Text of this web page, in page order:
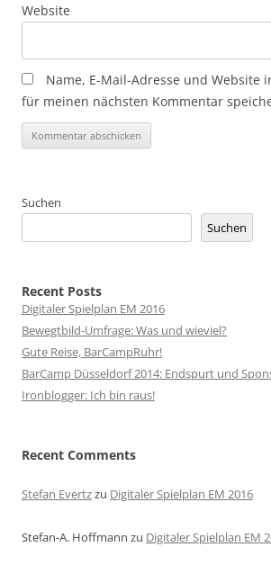
Website
Name, E-Mail-Adresse und Website
für meinen nächsten Kommentar
Suchen
Suchen
Recent Posts
Digitaler Spielplan EM 2016
Bewegtbild-Umfrage: Was und wieviel?
Gute Reise, BarCampRuhr!
BarCamp Düsseldorf 2014: Endspurt und
Ironblogger: Ich bin raus!
Recent Comments
Stefan Evertzzu Digitaler Spielplan EM 2016
Stefan-A. Hoffmann zu Digitaler Spielplan EM